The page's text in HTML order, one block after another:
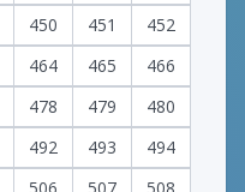
450 451
452
464 465
466
478 479
480
492 493
494